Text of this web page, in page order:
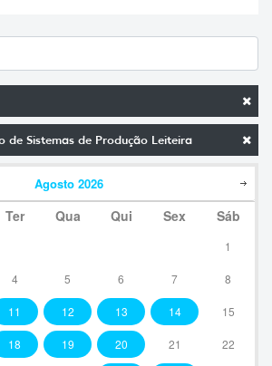
de Sistemas de Produção Leiteira
Agosto 2026
Ter Qua Qui Sex Sáb
1
4 5 6 7 8
11 12 13 14 15
18 19 20 21 22